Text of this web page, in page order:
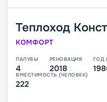
Теплоход
КОМФОРТ
ПАЛУБЫ
4
РЕНОВАЦИЯ
2018
ГОД
ВМЕСТИМОСТЬ (ЧЕЛОВЕК)
222